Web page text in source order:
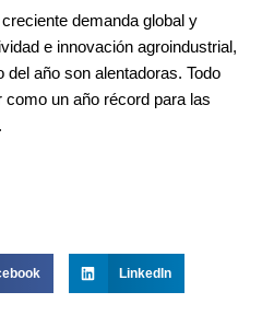
demanda global y
e innovación agroindustrial,
año son alentadoras. Todo
un año récord para las
LinkedIn